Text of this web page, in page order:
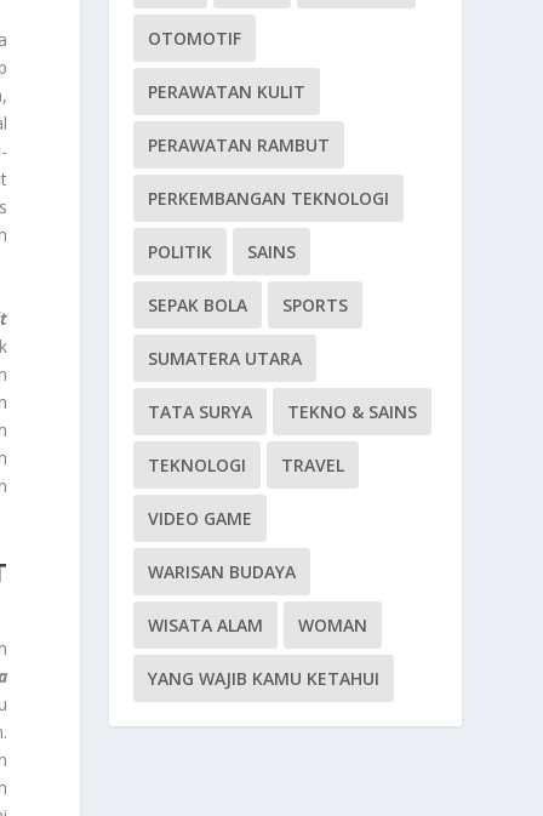
OTOMOTIF
PERAWATAN KULIT
PERAWATAN RAMBUT
PERKEMBANGAN TEKNOLOGI
POLITIK SAINS
SEPAK BOLA SPORTS
SUMATERA UTARA
TATA SURYA TEKNO & SAINS
TEKNOLOGI TRAVEL
VIDEO GAME
WARISAN BUDAYA
WISATA ALAM WOMAN
YANG WAJIB KAMU KETAHUI